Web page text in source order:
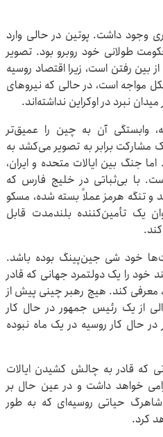
وجود داشت. پوتین در حالی وارد
طولانی خود روبرو بود. تصویر
بین رفتن است، زیرا اقتصاد روسیه
مواجه است، در حالی که نیروهای
نبرد در اوکراین نداشته‌اند.
وابستگی آن به چین را عمیق‌تر
مشارکت برابر به تصویر می‌کشد به
جنگ بین ایالات متحده و ایران،
با بی‌ثباتی در خلیج فارس که
و تنگه هرمز عملاً بسته شده، مسکو
یک تأمین‌کننده بلندمدت قابل
خود شی جین‌پینگ بوده باشد.
را یک دولتمرد جهانی که قادر
کند. هیچ رهبر چینی پیش از
از یک رئیس جمهور در حال کار
حال کار روسیه در یک ماه نبوده
که قادر به چالش کشیدن ایالات
خواهد داشت و در عین حال بر
حیاتی روسیه‌ای که به طور
کرد.